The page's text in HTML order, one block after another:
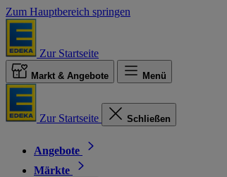
Zum Hauptbereich springen
Zur Startseite
Markt & Angebote Menü
Zur Startseite Schließen
Angebote
Märkte